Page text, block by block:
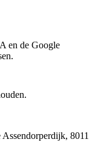
en de Google
8011